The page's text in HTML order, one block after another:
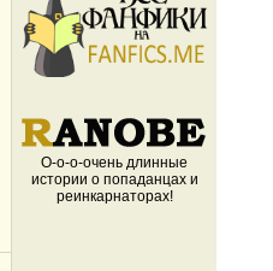
О-о-о-очень длинные
истории о попаданцах и
реинкарнаторах!